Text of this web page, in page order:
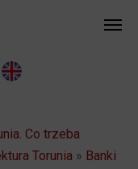
Co trzeba
Torunia » Banki